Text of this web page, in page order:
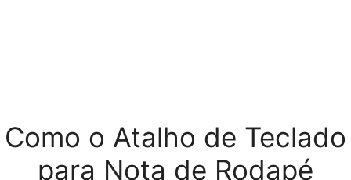
Como o Atalho de Teclado
para Nota de Rodapé